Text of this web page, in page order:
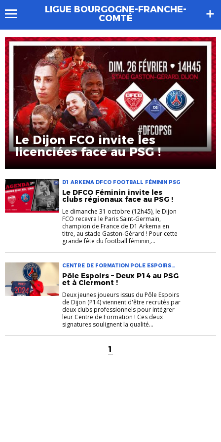
LIGUE BOURGOGNE-FRANCHE-
COMTÉ
Le Dijon FCO invite les
licenciées face au PSG !
D1 ARKEMA DFCO FOOTBALL FÉMININ PSG
Le DFCO Féminin invite les
clubs régionaux face au PSG !
Le dimanche 31 octobre (12h45), le Dijon
FCO recevra le Paris Saint-Germain,
champion de France de D1 Arkema en
titre, au stade Gaston-Gérard ! Pour cette
grande fête du football féminin,...
CENTRE DE FORMATION POLE ESPOIRS
PSG
Pôle Espoirs – Deux P14 au PSG
et à Clermont !
Deux jeunes joueurs issus du Pôle Espoirs
de Dijon (P14) viennent d'être recrutés par
deux clubs professionnels pour intégrer
leur Centre de Formation ! Ces deux
signatures soulignent la qualité...
1